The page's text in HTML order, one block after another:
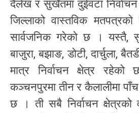
दैलेख र सुर्खेतमा दुईवटा
जिल्लाको वास्तविक
सार्वजनिक गरेको छ । यस्तै,
बाजुरा, बझाङ, डोटी, दार्चुला,
मात्र निर्वाचन क्षेत्र
कञ्चनपुरमा तीन र कैलालीमा पाँच
छ । ती सबै निर्वाचन क्षेत्रको